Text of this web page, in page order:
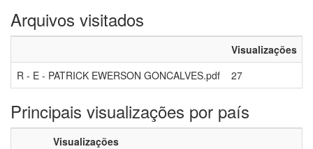
Arquivos visitados
Visualizações
R - E - PATRICK EWERSON GONCALVES.pdf
27
Principais visualizações por país
Visualizações